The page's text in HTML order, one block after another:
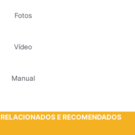
Fotos
Vídeo
Manual
RELACIONADOS E RECOMENDADOS